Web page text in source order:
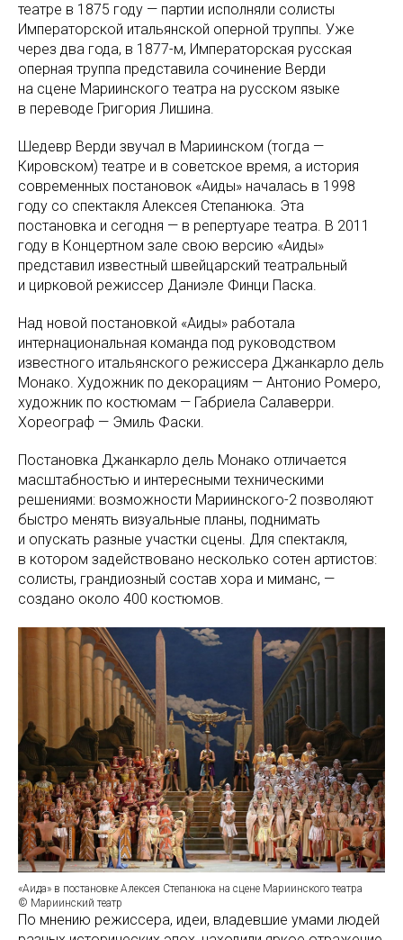
театре в 1875 году — партии исполняли солисты
Императорской итальянской оперной труппы. Уже
через два года, в 1877-м, Императорская русская
оперная труппа представила сочинение Верди
на сцене Мариинского театра на русском языке
в переводе Григория Лишина.
Шедевр Верди звучал в Мариинском (тогда —
Кировском) театре и в советское время, а история
современных постановок «Аиды» началась в 1998
году со спектакля Алексея Степанюка. Эта
постановка и сегодня — в репертуаре театра. В 2011
году в Концертном зале свою версию «Аиды»
представил известный швейцарский театральный
и цирковой режиссер Даниэле Финци Паска.
Над новой постановкой «Аиды» работала
интернациональная команда под руководством
известного итальянского режиссера Джанкарло дель
Монако. Художник по декорациям — Антонио Ромеро,
художник по костюмам — Габриела Салаверри.
Хореограф — Эмиль Фаски.
Постановка Джанкарло дель Монако отличается
масштабностью и интересными техническими
решениями: возможности Мариинского-2 позволяют
быстро менять визуальные планы, поднимать
и опускать разные участки сцены. Для спектакля,
в котором задействовано несколько сотен артистов:
солисты, грандиозный состав хора и миманс, —
создано около 400 костюмов.
«Аида» в постановке Алексея Степанюка на сцене Мариинского театра
© Мариинский театр
По мнению режиссера, идеи, владевшие умами людей